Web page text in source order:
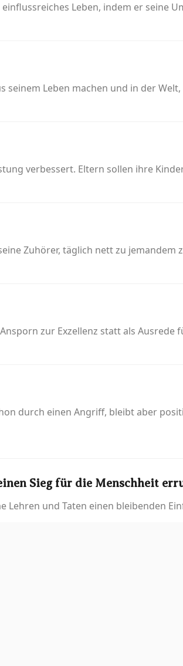
Leben, indem er seine
seinem Leben machen und in der
verbessert. Eltern sollen ihre
Zuhörer, täglich nett zu jemandem
zur Exzellenz statt als Ausrede
durch einen Angriff, bleibt aber
Sieg für die Menschheit
Lehren und Taten einen bleibenden